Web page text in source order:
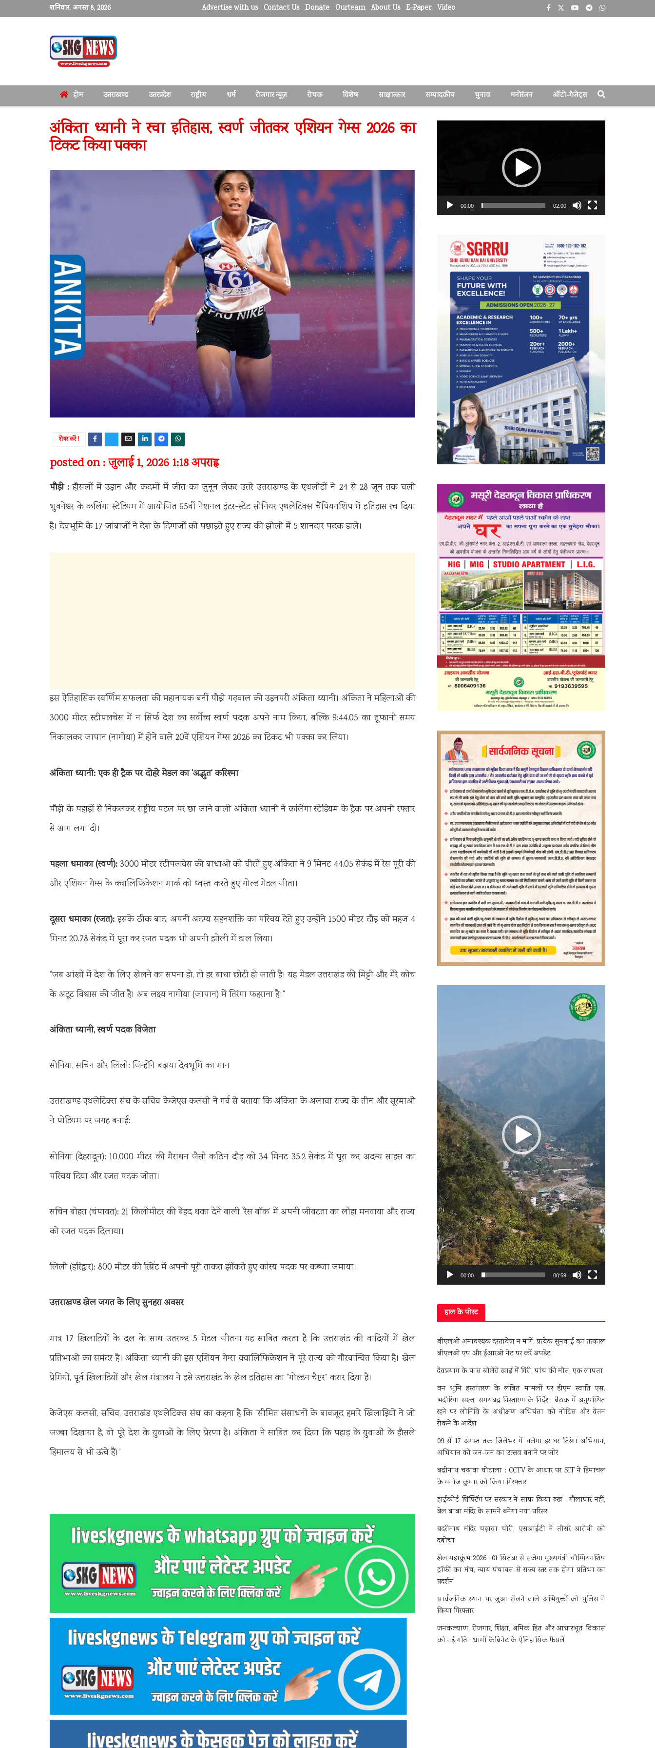
शनिवार, अगस्त 8, 2026 Advertise with us Contact Us Donate Ourteam About Us E-Paper Video
होम उत्तराखण्ड उत्तरप्रदेश राष्ट्रीय धर्म रोजगार न्यूज़ रोचक विशेष साक्षात्कार सम्पादकीय चुनाव मनोरंजन ऑटो-गैजेट्स
अंकिता ध्यानी ने रचा इतिहास, स्वर्ण जीतकर एशियन गेम्स 2026 का
टिकट किया पक्का
शेयर करें !
posted on : जुलाई 1, 2026 1:18 अपराह्न
पौड़ी : हौसलों में उड़ान और कदमों में जीत का जुनून लेकर उतरे उत्तराखण्ड के एथलीटों ने 24 से 28 जून तक चली
भुवनेश्वर के कलिंगा स्टेडियम में आयोजित 65वीं नेशनल इंटर-स्टेट सीनियर एथलेटिक्स चैंपियनशिप में इतिहास रच दिया
है। देवभूमि के 17 जांबाजों ने देश के दिग्गजों को पछाड़ते हुए राज्य की झोली में 5 शानदार पदक डाले।
इस ऐतिहासिक स्वर्णिम सफलता की महानायक बनीं पौड़ी गढ़वाल की उड़नपरी अंकिता ध्यानी। अंकिता ने महिलाओं की
3000 मीटर स्टीपलचेस में न सिर्फ देश का सर्वोच्च स्वर्ण पदक अपने नाम किया, बल्कि 9:44.05 का तूफानी समय
निकालकर जापान (नागोया) में होने वाले 20वें एशियन गेम्स 2026 का टिकट भी पक्का कर लिया।
अंकिता ध्यानी: एक ही ट्रैक पर दोहरे मेडल का ‘अद्भुत’ करिश्मा
पौड़ी के पहाड़ों से निकलकर राष्ट्रीय पटल पर छा जाने वाली अंकिता ध्यानी ने कलिंगा स्टेडियम के ट्रैक पर अपनी रफ्तार
से आग लगा दी।
पहला धमाका (स्वर्ण):3000 मीटर स्टीपलचेस की बाधाओं को चीरते हुए अंकिता ने 9 मिनट 44.05 सेकंड में रेस पूरी की
और एशियन गेम्स के क्वालिफिकेशन मार्क को ध्वस्त करते हुए गोल्ड मेडल जीता।
दूसरा धमाका (रजत):इसके ठीक बाद, अपनी अदम्य सहनशक्ति का परिचय देते हुए उन्होंने 1500 मीटर दौड़ को महज 4
मिनट 20.78 सेकंड में पूरा कर रजत पदक भी अपनी झोली में डाल लिया।
“जब आंखों में देश के लिए खेलने का सपना हो, तो हर बाधा छोटी हो जाती है। यह मेडल उत्तराखंड की मिट्टी और मेरे कोच
के अटूट विश्वास की जीत है। अब लक्ष्य नागोया (जापान) में तिरंगा फहराना है।”
अंकिता ध्यानी, स्वर्ण पदक विजेता
सोनिया, सचिन और लिली: जिन्होंने बढ़ाया देवभूमि का मान
उत्तराखण्ड एथलेटिक्स संघ के सचिव केजेएस कलसी ने गर्व से बताया कि अंकिता के अलावा राज्य के तीन और सूरमाओं
ने पोडियम पर जगह बनाई:
सोनिया (देहरादून): 10,000 मीटर की मैराथन जैसी कठिन दौड़ को 34 मिनट 35.2 सेकंड में पूरा कर अदम्य साहस का
परिचय दिया और रजत पदक जीता।
सचिन बोहरा (चंपावत): 21 किलोमीटर की बेहद थका देने वाली ‘रेस वॉक’ में अपनी जीवटता का लोहा मनवाया और राज्य
को रजत पदक दिलाया।
लिली (हरिद्वार): 800 मीटर की स्प्रिंट में अपनी पूरी ताकत झोंकते हुए कांस्य पदक पर कब्जा जमाया।
उत्तराखण्ड खेल जगत के लिए सुनहरा अवसर
मात्र 17 खिलाड़ियों के दल के साथ उतरकर 5 मेडल जीतना यह साबित करता है कि उत्तराखंड की वादियों में खेल
प्रतिभाओं का समंदर है। अंकिता ध्यानी की इस एशियन गेम्स क्वालिफिकेशन ने पूरे राज्य को गौरवान्वित किया है। खेल
प्रेमियों, पूर्व खिलाड़ियों और खेल मंत्रालय ने इसे उत्तराखंड के खेल इतिहास का “गोल्डन चैप्टर” करार दिया है।
केजेएस कलसी, सचिव, उत्तराखंड एथलेटिक्स संघ का कहना है कि “सीमित संसाधनों के बावजूद हमारे खिलाड़ियों ने जो
जज्बा दिखाया है, वो पूरे देश के युवाओं के लिए प्रेरणा है। अंकिता ने साबित कर दिया कि पहाड़ के युवाओं के हौसले
हिमालय से भी ऊंचे हैं।”
00:00 02:00
00:00 00:59
हाल के पोस्ट
बीएलओ अनावश्यक दस्तावेज न मांगें, प्रत्येक सुनवाई का तत्काल
बीएलओ एप और ईआरओ नेट पर करें अपडेट
देवप्रयाग के पास बोलेरो खाई में गिरी, पांच की मौत, एक लापता
वन भूमि हस्तांतरण के लंबित मामलों पर डीएम स्वाति एस.
भदौरिया सख्त, समयबद्ध निस्तारण के निर्देश, बैठक में अनुपस्थित
रहने पर लोनिवि के अधीक्षण अभियंता को नोटिस और वेतन
रोकने के आदेश
09 से 17 अगस्त तक जिलेभर में चलेगा हर घर तिरंगा अभियान,
अभियान को जन-जन का उत्सव बनाने पर जोर
बद्रीनाथ चढ़ावा घोटाला : CCTV के आधार पर SIT ने हिमाचल
के मनोज कुमार को किया गिरफ्तार
हाईकोर्ट शिफ्टिंग पर सरकार ने साफ किया रुख : गौलापार नहीं,
बेल बाबा मंदिर के सामने बनेगा नया परिसर
बदरीनाथ मंदिर चढ़ावा चोरी, एसआईटी ने तीसरे आरोपी को
दबोचा
खेल महाकुंभ 2026 : 01 सितंबर से सजेगा मुख्यमंत्री चौम्पियनशिप
ट्रॉफी का मंच, न्याय पंचायत से राज्य स्तर तक होगा प्रतिभा का
प्रदर्शन
सार्वजनिक स्थान पर जुआ खेलने वाले अभियुक्तों को पुलिस ने
किया गिरफ्तार
जनकल्याण, रोजगार, शिक्षा, श्रमिक हित और आधारभूत विकास
को नई गति : धामी कैबिनेट के ऐतिहासिक फैसले